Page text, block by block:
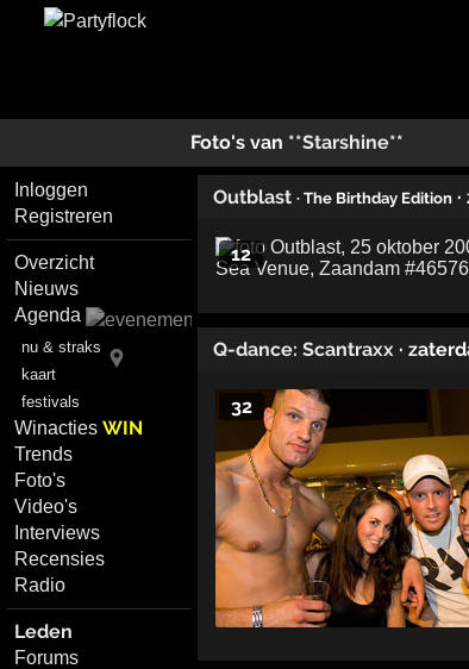
Foto's van **Starshine**
Inloggen
Registreren
Overzicht
Nieuws
Agenda
nu & straks
kaart
festivals
WinactiesWIN
Trends
Foto's
Video's
Interviews
Recensies
Radio
Leden
Forums
Outblast · The Birthday Edition
12
Q-dance: Scantraxx ·
32